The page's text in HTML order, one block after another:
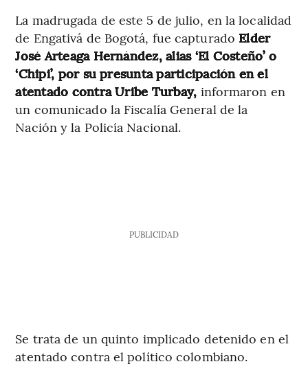
La madrugada de este 5 de julio, en la localidad
de Engativá de Bogotá, fue capturado Elder
José Arteaga Hernández, alias ‘El Costeño’ o
‘Chipi’, por su presunta participación en el
atentado contra Uribe Turbay, informaron en
un comunicado la Fiscalía General de la
Nación y la Policía Nacional.
PUBLICIDAD
Se trata de un quinto implicado detenido en el
atentado contra el político colombiano.